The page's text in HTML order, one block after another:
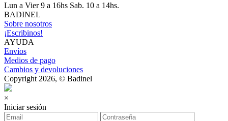
Lun a Vier 9 a 16hs Sab. 10 a 14hs.
BADINEL
Sobre nosotros
¡Escribinos!
AYUDA
Envíos
Medios de pago
Cambios y devoluciones
Copyright 2026, © Badinel
×
Iniciar sesión